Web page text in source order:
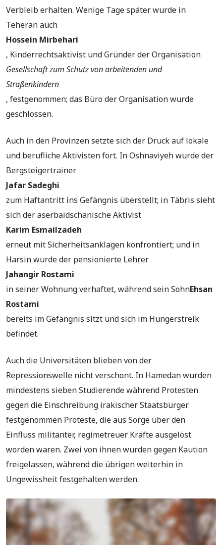
Verbleib erhalten. Wenige Tage später wurde in
Teheran auch
Hossein Mirbehari
, Kinderrechtsaktivist und Gründer der Organisation
Gesellschaft zum Schutz von arbeitenden und
Straßenkindern
, festgenommen; das Büro der Organisation wurde
geschlossen.
Auch in den Provinzen setzte sich der Druck auf lokale
und berufliche Aktivisten fort. In Oshnaviyeh wurde der
Bergsteigertrainer
Jafar Sadeghi
zum Haftantritt ins Gefängnis überstellt; in Täbris sieht
sich der aserbaidschanische Aktivist
Karim Esmailzadeh
erneut mit Sicherheitsanklagen konfrontiert; und in
Harsin wurde der pensionierte Lehrer
Jahangir Rostami
in seiner Wohnung verhaftet, während sein SohnEhsan
Rostami
bereits im Gefängnis sitzt und sich im Hungerstreik
befindet.
Auch die Universitäten blieben von der
Repressionswelle nicht verschont. In Hamedan wurden
mindestens sieben Studierende während Protesten
gegen die Einschreibung irakischer Staatsbürger
festgenommen Proteste, die aus Sorge über den
Einfluss militanter, regimetreuer Kräfte ausgelöst
worden waren. Zwei von ihnen wurden gegen Kaution
freigelassen, während die übrigen weiterhin in
Ungewissheit festgehalten werden.